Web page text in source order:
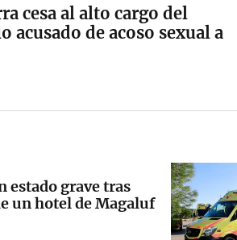
cesa al alto cargo del
de acoso sexual a
estado grave tras
un hotel de Magaluf